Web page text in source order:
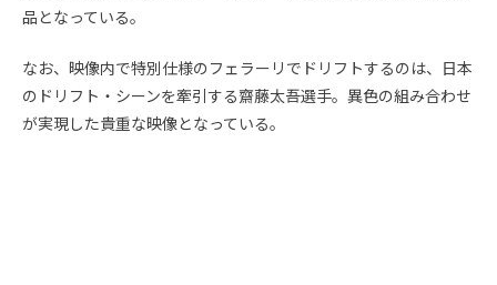
品となっている。
なお、映像内で特別仕様のフェラーリでドリフトするのは、日本
のドリフト・シーンを牽引する齋藤太吾選手。異色の組み合わせ
が実現した貴重な映像となっている。